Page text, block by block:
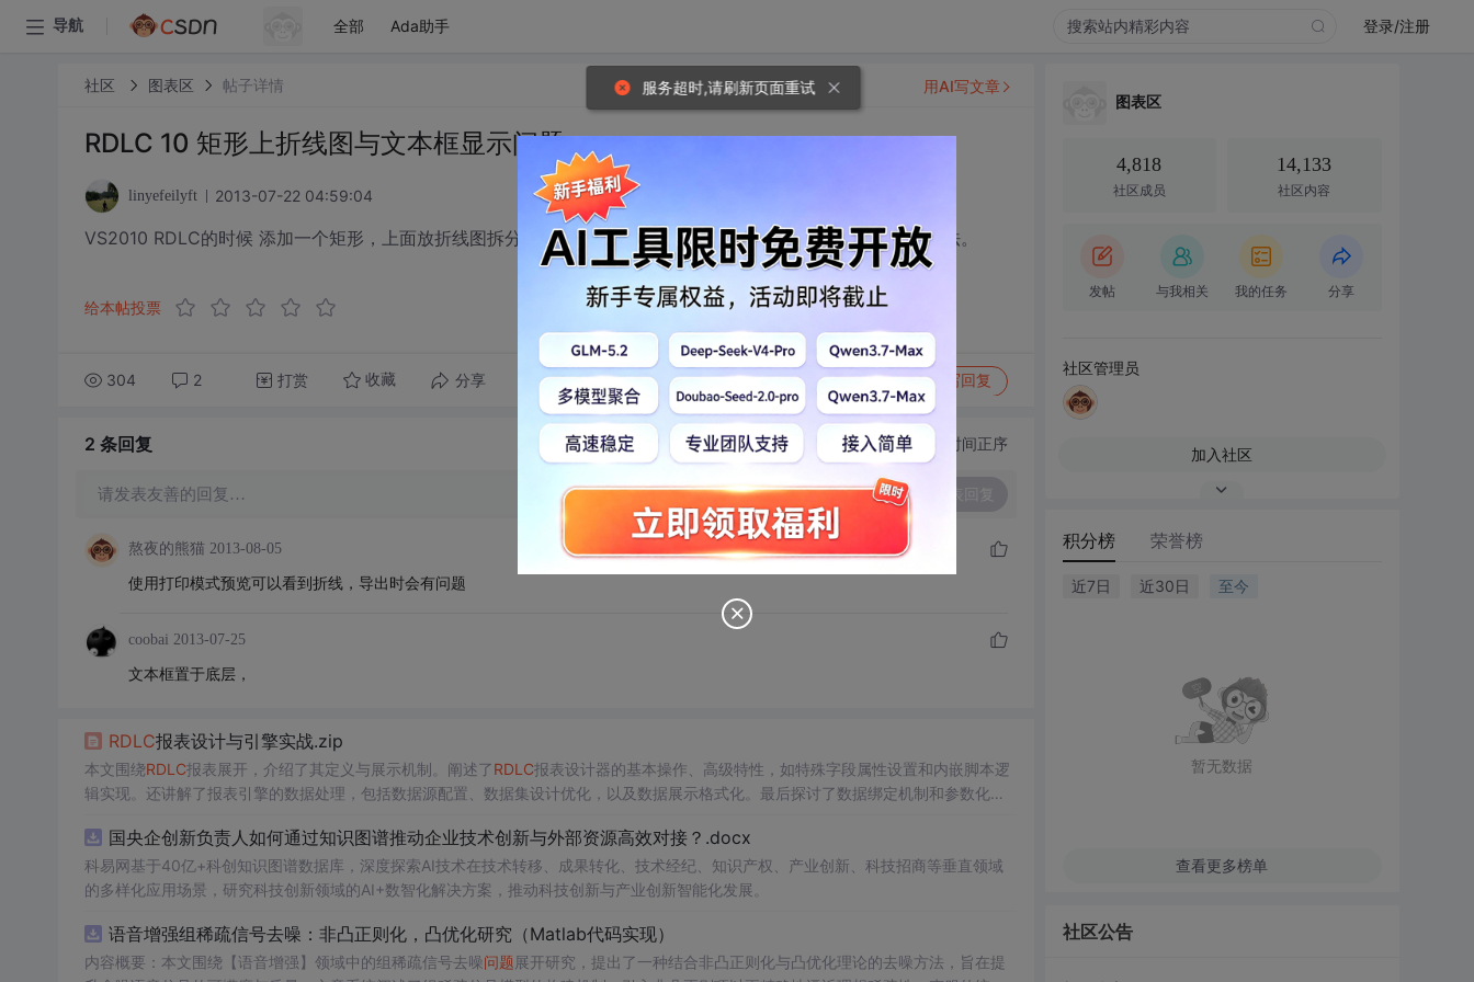
导航 全部 Ada助手 登录/注册
社区 图表区 帖子详情
RDLC 10 矩形上折线图与文本框显示问题
linyefeilyft 2013-07-22 04:59:04
VS2010 RDLC的时候 添加一个矩形，上面放折线图拆分矩形，再放上文本框后，折线无法显示，有没有解决办法。
给本帖投票
304 2 打赏 收藏 分享 转发到动态 举报 写回复
用AI写文章
2 条回复 切换为时间正序
请发表友善的回复…
熬夜的熊猫 2013-08-05
使用打印模式预览可以看到折线，导出时会有问题
coobai 2013-07-25
文本框置于底层，
RDLC报表设计与引擎实战.zip
本文围绕RDLC报表展开，介绍了其定义与展示机制。阐述了RDLC报表设计器的基本操作、高级特性，如特殊字段属性设置和内嵌脚本逻
辑实现。还讲解了报表引擎的数据处理，包括数据源配置、数据集设计优化，以及数据展示格式化。最后探讨了数据绑定机制和参数化报
国央企创新负责人如何通过知识图谱推动企业技术创新与外部资源高效对接？.docx
科易网基于40亿+科创知识图谱数据库，深度探索AI技术在技术转移、成果转化、技术经纪、知识产权、产业创新、科技招商等垂直领域
的多样化应用场景，研究科技创新领域的AI+数智化解决方案，推动科技创新与产业创新智能化发展。
语音增强组稀疏信号去噪：非凸正则化，凸优化研究（Matlab代码实现）
内容概要：本文围绕【语音增强】领域中的组稀疏信号去噪问题展开研究，提出了一种结合非凸正则化与凸优化理论的去噪方法，旨在提
图表区
4,818
社区成员
14,133
社区内容
发帖 与我相关 我的任务 分享
社区管理员
加入社区
积分榜 荣誉榜
近7日 近30日 至今
暂无数据
查看更多榜单
社区公告
服务超时,请刷新页面重试